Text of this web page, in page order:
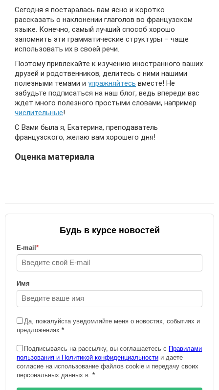
Сегодня я постаралась вам ясно и коротко
рассказать о наклонении глаголов во французском
языке. Конечно, самый лучший способ хорошо
запомнить эти грамматические структуры – чаще
использовать их в своей речи.
Поэтому привлекайте к изучению иностранного ваших
друзей и родственников, делитесь с ними нашими
полезными темами и упражняйтесь вместе! Не
забудьте подписаться на наш блог, ведь впереди вас
ждет много полезного простыми словами, например
числительные!
С Вами была я, Екатерина, преподаватель
французского, желаю вам хорошего дня!
Оценка материала
Будь в курсе новостей
E-mail *
Имя
Да, пожалуйста уведомляйте меня о новостях, событиях и
предложениях *
Подписываясь на рассылку, вы соглашаетесь с Правилами
пользования и Политикой конфиденциальности и даете
согласие на использование файлов cookie и передачу своих
персональных данных в *